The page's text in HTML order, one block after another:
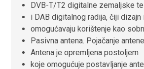
DVB-T/T2 digitalne zemaljske
i DAB digitalnog radija, čiji dizajn
omogućavaju korištenje kao
Pasivna antena. Pojačanje
Antena je opremljena postoljem
koje omogućuje postavljanje